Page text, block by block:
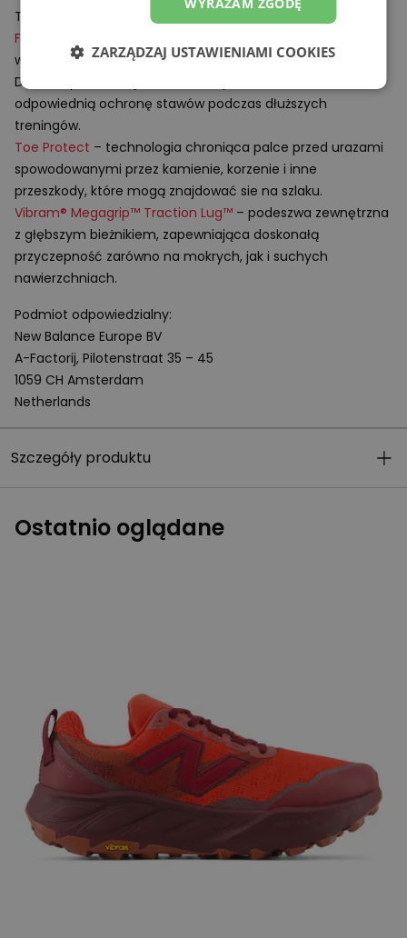
Technologie:
Fresh Foam
wysokiej odporności na odkształcenia.
Dzięki odpowiedniej strukturze zapewnia miękkość oraz
odpowiednią ochronę stawów podczas dłuższych
treningów.
Toe Protect – technologia chroniąca palce przed urazami
spowodowanymi przez kamienie, korzenie i inne
przeszkody, które mogą znajdować sie na szlaku.
Vibram® Megagrip™ Traction Lug™ – podeszwa zewnętrzna
z głębszym bieżnikiem, zapewniająca doskonałą
przyczepność zarówno na mokrych, jak i suchych
nawierzchniach.
Podmiot odpowiedzialny:
New Balance Europe BV
A-Factorij, Pilotenstraat 35 – 45
1059 CH Amsterdam
Netherlands
Szczegóły produktu
Ostatnio oglądane
ZARZĄDZAJ USTAWIENIAMI COOKIES